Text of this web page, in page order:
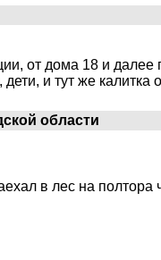
от дома 18 и далее
и тут же
области
в лес на полтора